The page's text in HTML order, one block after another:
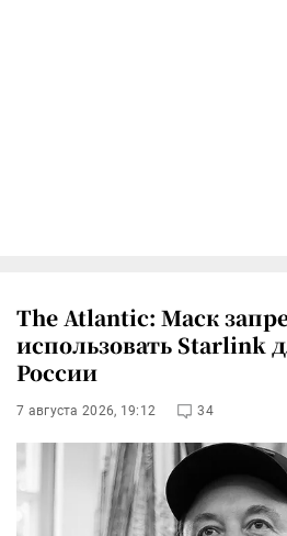
The Atlantic: Маск
использовать Starlink
России
7 августа 2026, 19:12 34